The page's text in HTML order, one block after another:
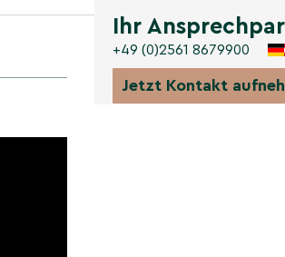
Ihr
+49 (0)2561 8679900
Jetzt Kontakt